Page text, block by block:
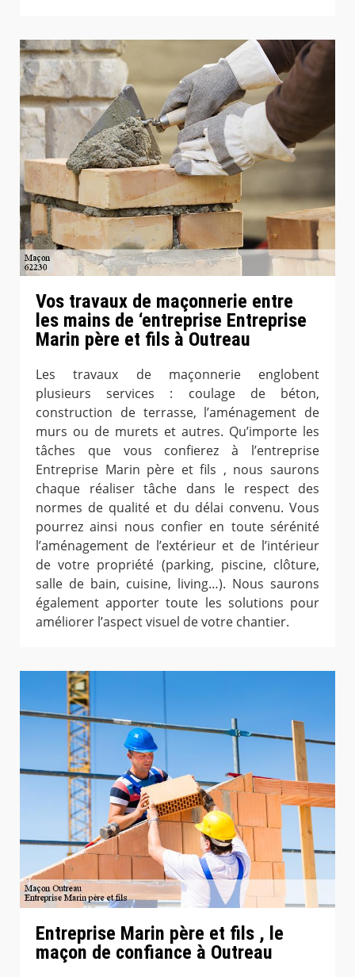
Vos travaux de maçonnerie entre
les mains de ‘entreprise Entreprise
Marin père et fils à Outreau
Les travaux de maçonnerie englobent
plusieurs services : coulage de béton,
construction de terrasse, l’aménagement de
murs ou de murets et autres. Qu’importe les
tâches que vous confierez à l’entreprise
Entreprise Marin père et fils , nous saurons
chaque réaliser tâche dans le respect des
normes de qualité et du délai convenu. Vous
pourrez ainsi nous confier en toute sérénité
l’aménagement de l’extérieur et de l’intérieur
de votre propriété (parking, piscine, clôture,
salle de bain, cuisine, living…). Nous saurons
également apporter toute les solutions pour
améliorer l’aspect visuel de votre chantier.
Entreprise Marin père et fils , le
maçon de confiance à Outreau